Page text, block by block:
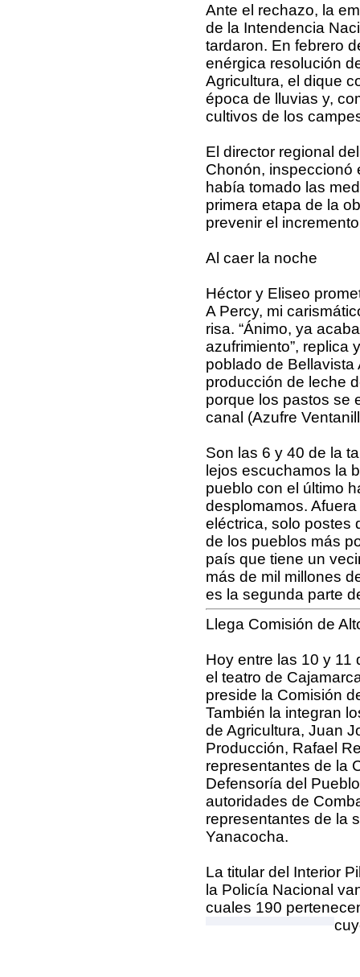
Ante el rechazo, la
de la Intendencia
tardaron. En febrero
enérgica resolución
Agricultura, el dique
época de lluvias y,
cultivos de los
El director regional
Chonón, inspeccionó
había tomado las
primera etapa de la
prevenir el
Al caer la noche
Héctor y Eliseo
A Percy, mi
risa. “Ánimo, ya
azufrimiento”, replica
poblado de
producción de leche
porque los pastos se
canal (Azufre
Son las 6 y 40 de la
lejos escuchamos la
pueblo con el último
desplomamos.
eléctrica, solo postes
de los pueblos más
país que tiene un
más de mil millones
es la segunda parte
Llega Comisión de
Hoy entre las 10 y 11
el teatro de
preside la Comisión
También la integran
de Agricultura, Juan
Producción, Rafael
representantes de la
Defensoría del
autoridades de
representantes de la
Yanacocha.
La titular del Interior
la Policía Nacional
cuales 190